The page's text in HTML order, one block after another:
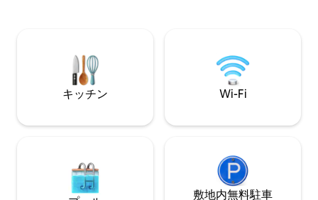
provvista di angolo cottura attrezzato.
Non è adatta ad ospitare gatti.
す。家族や友人と
🛎
キッチン Wi-Fi
敷地内無料駐⁠車